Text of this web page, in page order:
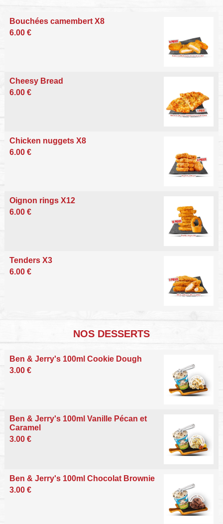
Bouchées camembert X8
6.00 €
Cheesy Bread
6.00 €
Chicken nuggets X8
6.00 €
Oignon rings X12
6.00 €
Tenders X3
6.00 €
NOS DESSERTS
Ben & Jerry's 100ml Cookie Dough
3.00 €
Ben & Jerry's 100ml Vanille Pécan et
Caramel
3.00 €
Ben & Jerry's 100ml Chocolat Brownie
3.00 €